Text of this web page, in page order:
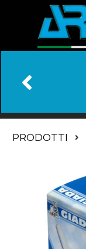
PRODOTTI